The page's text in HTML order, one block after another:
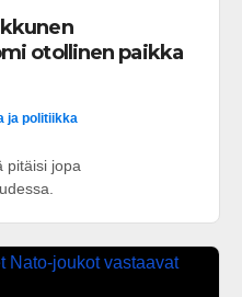
otollinen paikka
ja politiikka
pitäisi jopa